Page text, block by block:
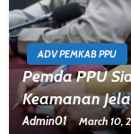
ADV PEMKAB PPU
Pemda PPU
Keamanan
Admin01 March 10,